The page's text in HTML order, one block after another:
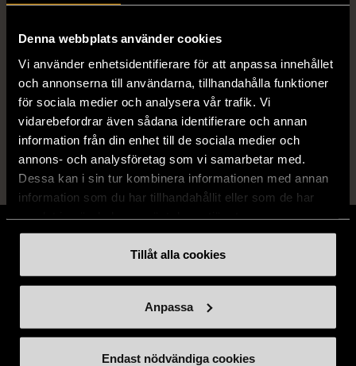
Denna webbplats använder cookies
Vi använder enhetsidentifierare för att anpassa innehållet
och annonserna till användarna, tillhandahålla funktioner
för sociala medier och analysera vår trafik. Vi
vidarebefordrar även sådana identifierare och annan
information från din enhet till de sociala medier och
annons- och analysföretag som vi samarbetar med.
Dessa kan i sin tur kombinera informationen med annan
information som du har tillhandahållit eller som de har
Tillåt alla cookies
Anpassa
Endast nödvändiga cookies
Produkten är unik och finns enbart som 1 st i lager.
Fri frakt på alla köp över 990 kr.
14 dagars ångerrät.
Hitta till oss